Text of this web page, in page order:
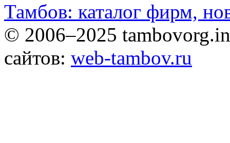
Тамбов: каталог фирм,
© 2006–2025
сайтов: web-tambov.ru